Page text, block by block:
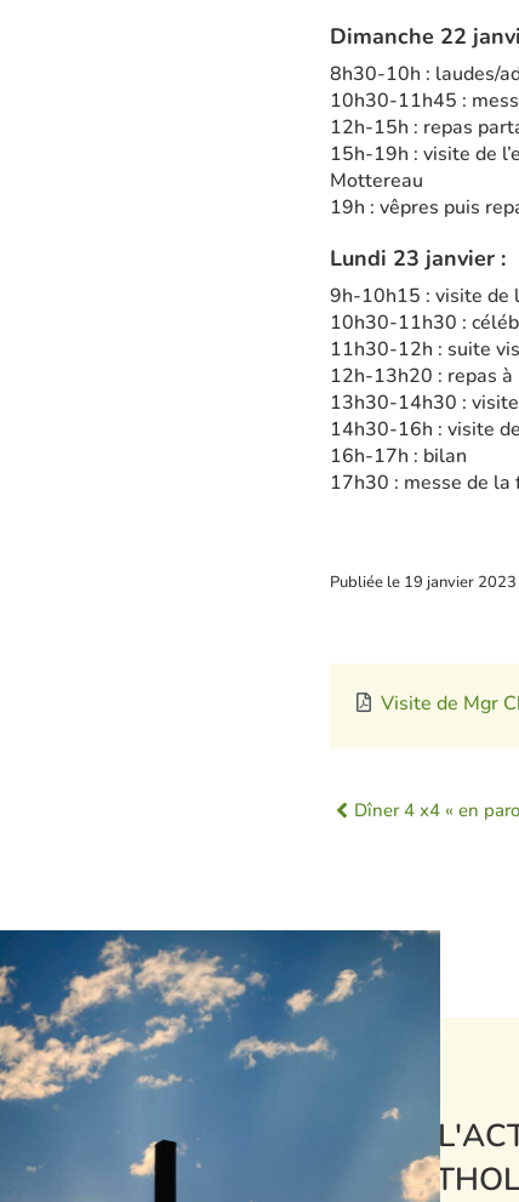
Dimanche 22
8h30-10h : laudes/
10h30-11h45 :
12h-15h : repas
15h-19h : visite de
Mottereau
19h : vêpres puis
Lundi 23 janvier :
9h-10h15 : visite de
10h30-11h30 :
11h30-12h : suite
12h-13h20 : repas à
13h30-14h30 :
14h30-16h : visite
16h-17h : bilan
17h30 : messe de la
Publiée le 19 janvier 2023
Visite de Mgr
Dîner 4 x4 « en